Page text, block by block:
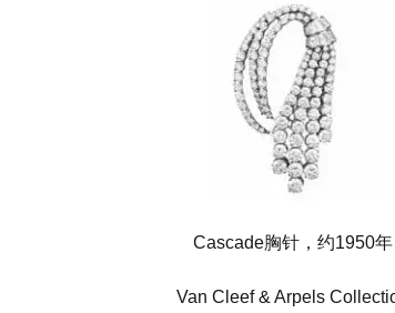
Cascade胸针，约1950年
Van Cleef & Arpels